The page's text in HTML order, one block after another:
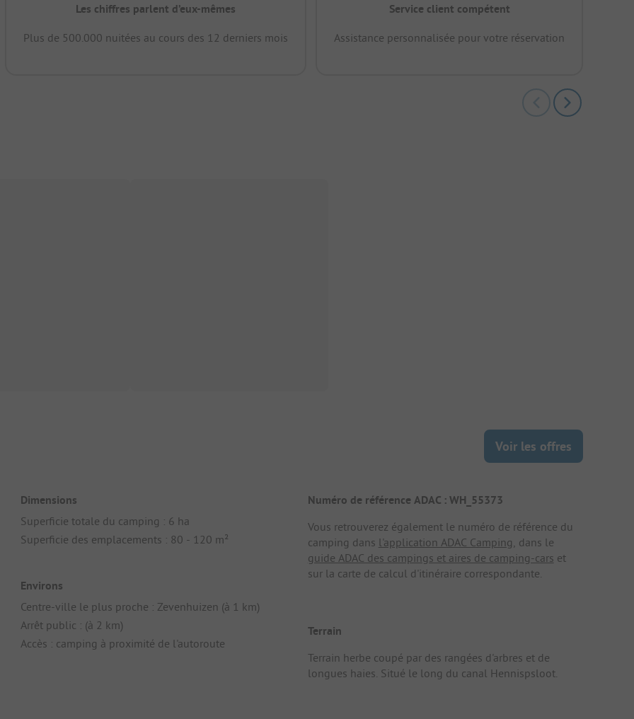
Les chiffres parlent d’eux-mêmes
Plus de 500.000 nuitées au cours des 12 derniers mois
Service client compétent
Assistance personnalisée pour votre réservation
Voir les offres
Dimensions
Superficie totale du camping : 6 ha
Superficie des emplacements : 80 - 120 m²
Environs
Centre-ville le plus proche : Zevenhuizen (à 1 km)
Arrêt public : (à 2 km)
Accès : camping à proximité de l'autoroute
Numéro de référence ADAC : WH_55373
Vous retrouverez également le numéro de référence du
camping dans l'application ADAC Camping , dans le
guide ADAC des campings et aires de camping-cars et
sur la carte de calcul d'itinéraire correspondante.
Terrain
Terrain herbe coupé par des rangées d'arbres et de
longues haies. Situé le long du canal Hennispsloot.